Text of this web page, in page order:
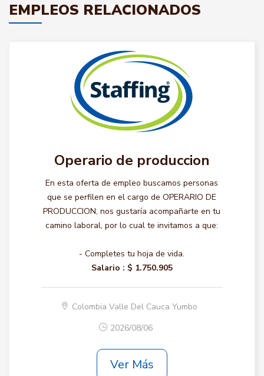
EMPLEOS RELACIONADOS
Operario de produccion
En esta oferta de empleo buscamos personas
que se perfilen en el cargo de OPERARIO DE
PRODUCCION, nos gustaría acompañarte en tu
camino laboral, por lo cual te invitamos a que:
- Completes tu hoja de vida.
Salario : $ 1.750.905
Colombia Valle Del Cauca Yumbo
2026/08/06
Ver Más